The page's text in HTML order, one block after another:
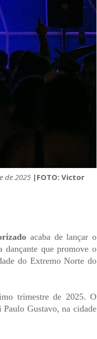
de 2025 |FOTO: Victor
acaba de lançar o
dançante que promove o
do Extremo Norte do
trimestre de 2025. O
Gustavo, na cidade